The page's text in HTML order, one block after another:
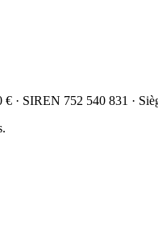
SIREN 752 540 831 ·